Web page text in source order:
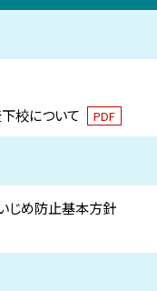
校について PDF
め防止基本方針